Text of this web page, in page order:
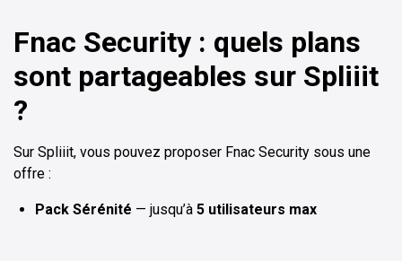
Fnac Security : quels plans
sont partageables sur Spliiit
?
Sur Spliiit, vous pouvez proposer Fnac Security sous une
offre :
Pack Sérénité — jusqu’à 5 utilisateurs max